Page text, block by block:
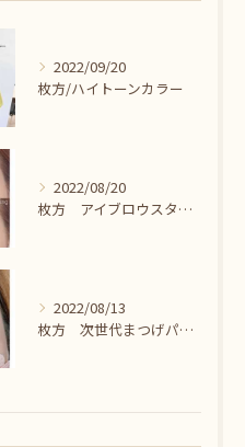
2022/09/20
枚方/ハイトーンカラー
2022/08/20
枚方 アイブロウスタイリング＾＾
2022/08/13
枚方 次世代まつげパーマ♪